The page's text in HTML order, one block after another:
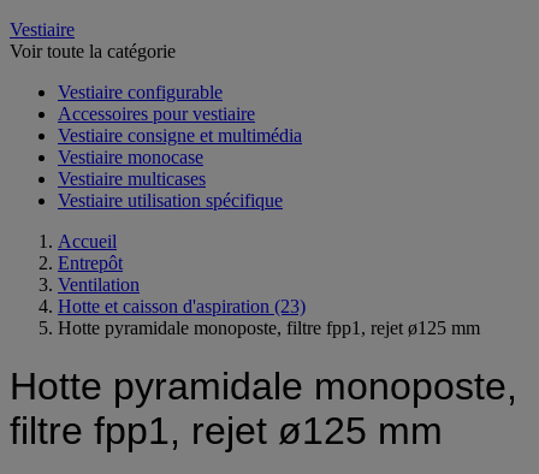
Vestiaire
Voir toute la catégorie
Vestiaire configurable
Accessoires pour vestiaire
Vestiaire consigne et multimédia
Vestiaire monocase
Vestiaire multicases
Vestiaire utilisation spécifique
Accueil
Entrepôt
Ventilation
Hotte et caisson d'aspiration (23)
Hotte pyramidale monoposte, filtre fpp1, rejet ø125 mm
Hotte pyramidale monoposte,
filtre fpp1, rejet ø125 mm